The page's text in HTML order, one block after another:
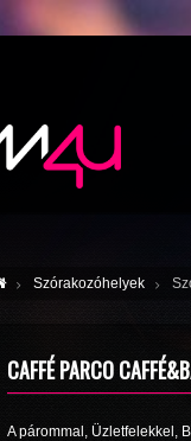
Szórakozóhelyek
CAFFÉ PARCO
A párommal, Üzletfelekkel,